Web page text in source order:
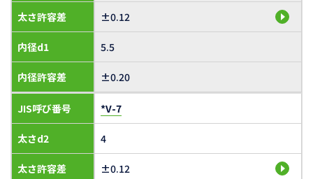
太さ許容差
内径d1
内径許容差
±0.12
5.5
±0.20
JIS呼び番号
太さd2
太さ許容差
*V-7
4
±0.12